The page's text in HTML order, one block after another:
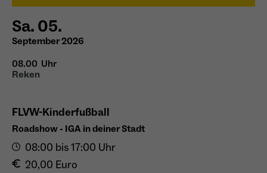
Sa. 05.
September 2026
08.00 Uhr
Reken
FLVW-Kinderfußball
Roadshow - IGA in deiner Stadt
08:00 bis 17:00 Uhr
20,00 Euro